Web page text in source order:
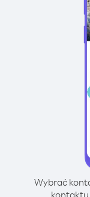
Wybrać
kontaktu